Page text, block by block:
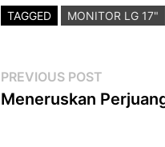
TAGGED MONITOR LG 17"
Post
navigation
PREVIOUS POST
post:
Meneruskan